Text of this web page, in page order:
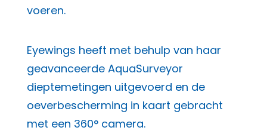
voeren.
Eyewings heeft met behulp van haar
geavanceerde AquaSurveyor
dieptemetingen uitgevoerd en de
oeverbescherming in kaart gebracht
met een 360° camera.